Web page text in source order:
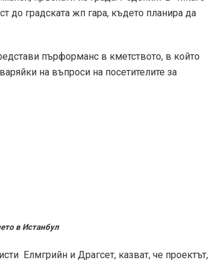
градската жп гара, където планира да
пърформанс в кметството, в който
на въпроси на посетителите за
в Истанбул
Елмгрийн и Драгсет, казват, че проектът,